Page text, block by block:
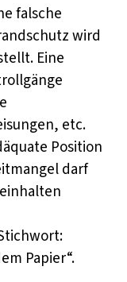
falsche
wird
Eine
etc.
Position
darf
Papier“.